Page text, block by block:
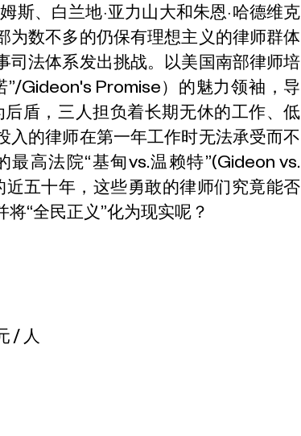
斯、白兰地·亚力山大和朱恩·哈德维克
为数不多的仍保有理想主义的律师群体
司法体系发出挑战。以美国南部律师培
Gideon's Promise）的魅力领袖，导
盾，三人担负着长期无休的工作、低
入的律师在第一年工作时无法承受而不
高法院“基甸vs.温赖特”(Gideon vs.
五十年，这些勇敢的律师们究竟能否
“全民正义”化为现实呢？
/ 人